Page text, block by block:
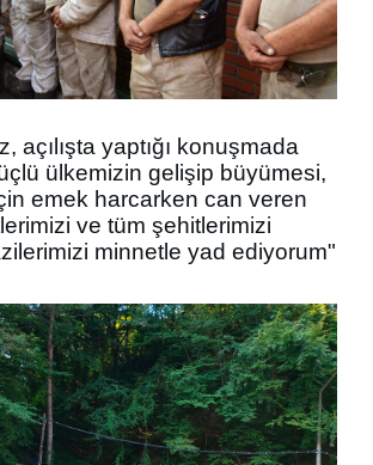
açılışta yaptığı konuşmada
ülkemizin gelişip büyümesi,
emek harcarken can veren
ve tüm şehitlerimizi
minnetle yad ediyorum"